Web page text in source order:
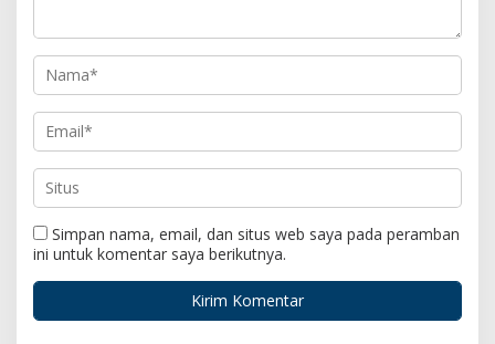
Simpan nama, email, dan situs web saya pada peramban
ini untuk komentar saya berikutnya.